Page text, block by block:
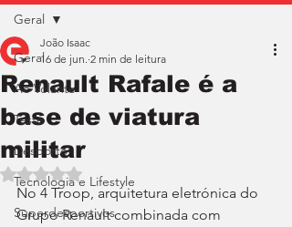
Geral
Ao Volante
Teste
Desporto
Tecnologia e Lifestyle
Superdesportivos
Geral
Renault Rafale é a
base de viatura
militar
João Isaac
16 de jun. 2 min de leitura
Avaliado com NaN de 5 estrelas.
No 4 Troop, arquitetura eletrónica do
Grupo Renault combinada com